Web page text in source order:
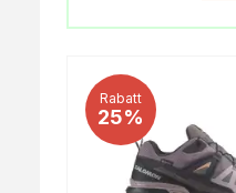
Rabatt
25%